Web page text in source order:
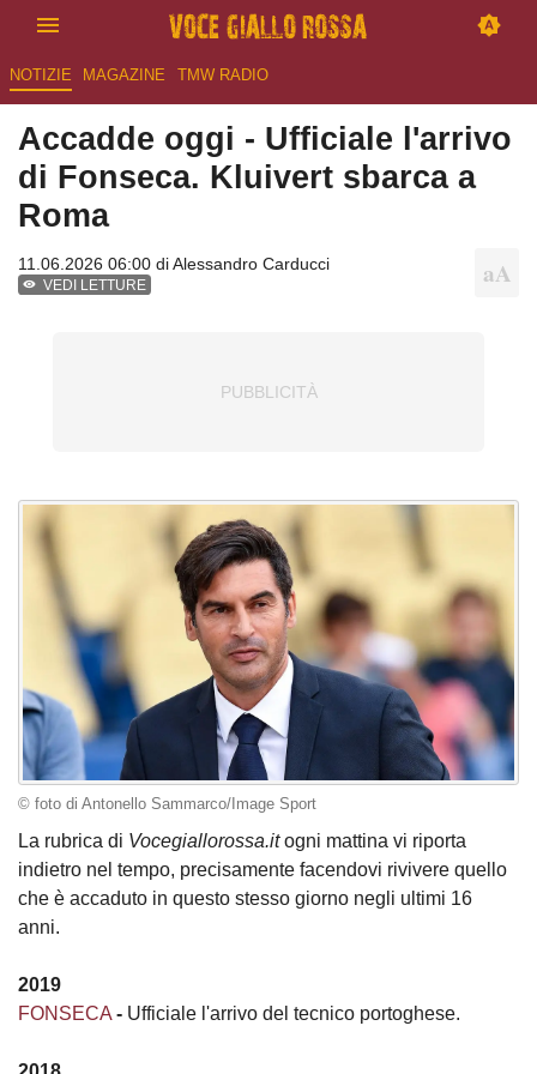
NOTIZIE MAGAZINE TMW RADIO
Accadde oggi - Ufficiale l'arrivo
di Fonseca. Kluivert sbarca a
Roma
11.06.2026 06:00 diAlessandro Carducci
VEDI LETTURE
© foto di Antonello Sammarco/Image Sport
La rubrica di Vocegiallorossa.itogni mattina vi riporta
indietro nel tempo, precisamente facendovi rivivere quello
che è accaduto in questo stesso giorno negli ultimi 16
anni.
2019
FONSECA - Ufficiale l'arrivo del tecnico portoghese.